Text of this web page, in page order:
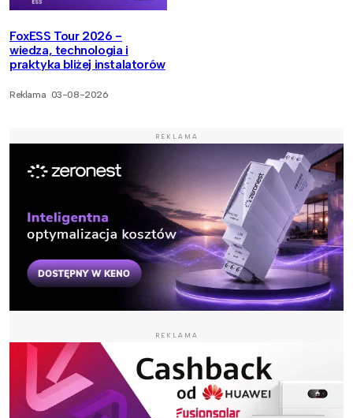
FoxESS Tour 2026 -
wiedza, technologia i
praktyka bliżej instalatorów
Reklama 03-08-2026
REKLAMA
REKLAMA